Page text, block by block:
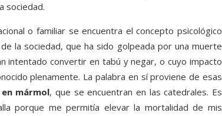
sociedad.
o familiar se encuentra el concepto psicológico
la sociedad, que ha sido golpeada por una muerte
intentado convertir en tabú y negar, o cuyo impacto
plenamente. La palabra en sí proviene de esas
mármol, que se encuentran en las catedrales. Es
porque me permitía elevar la mortalidad de mis